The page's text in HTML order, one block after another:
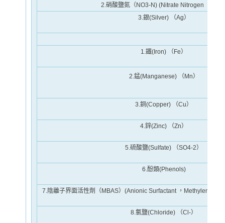
2.硝酸鹽氮（NO3-N) (Nitrate Nitrogen ，As
3.銀(Silver) （Ag）
1.鐵(Iron) （Fe）
2.錳(Manganese) （Mn）
3.銅(Copper) （Cu）
4.鋅(Zinc) （Zn）
5.硫酸鹽(Sulfate) （SO4-2）
6.酚類(Phenols)
7.陰離子界面活性劑（MBAS）(Anionic Surfactant ，Methylene
8.氯鹽(Chloride) （Cl -）